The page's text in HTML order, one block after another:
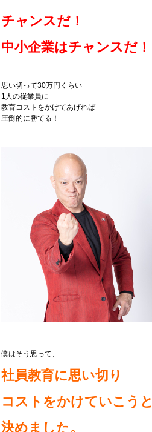
チャンスだ！
中小企業はチャンスだ！
思い切って30万円くらい
1人の従業員に
教育コストをかけてあげれば
圧倒的に勝てる！
僕はそう思って、
社員教育に思い切り
コストをかけていこうと
決めました。